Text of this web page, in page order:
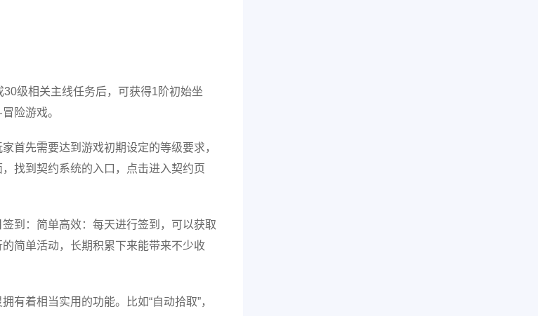
级相关主线任务后，可获得1阶初始坐
险游戏。
首先需要达到游戏初期设定的等级要求，
找到契约系统的入口，点击进入契约页
到：简单高效：每天进行签到，可以获取
简单活动，长期积累下来能带来不少收
着相当实用的功能。比如“自动拾取”，